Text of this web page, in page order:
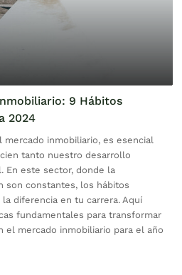
9 Hábitos
2024
mercado inmobiliario, es esencial
tanto nuestro desarrollo
En este sector, donde la
son constantes, los hábitos
diferencia en tu carrera. Aquí
fundamentales para transformar
mercado inmobiliario para el año